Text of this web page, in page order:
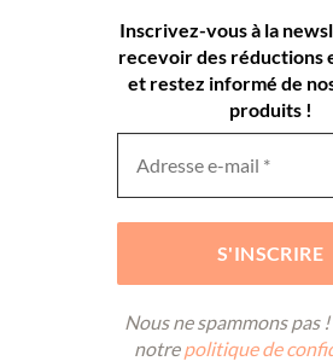
Inscrivez-vous à la
recevoir des réductions
et restez informé de
produits !
Nous ne spammons pas
notrepolitique de